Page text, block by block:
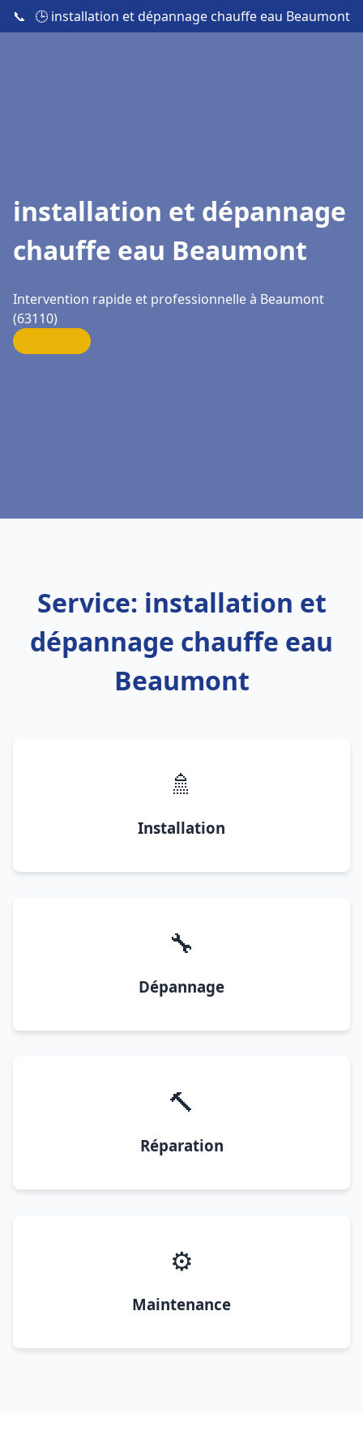
📞 🕒 installation et dépannage chauffe eau Beaumont
installation et dépannage
chauffe eau Beaumont
Intervention rapide et professionnelle à Beaumont
(63110)
Service: installation et
dépannage chauffe eau
Beaumont
🚿
Installation
🔧
Dépannage
🔨
Réparation
⚙️
Maintenance